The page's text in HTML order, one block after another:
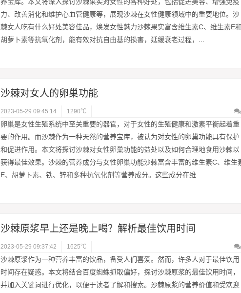
力、改善消化和维护心血管健康等，展现沙棘在女性健康领域中的重要地位。沙
棘女人吃有什么好处美容佳品，焕发女性魅力沙棘果实富含维生素C、维生素E
胡萝卜素等抗氧化剂，能有效对抗自由基的损害，延缓衰老过程，...
沙棘对女人的卵巢功能
2023-05-29 09:45:14 1290℃
卵巢是女性生殖系统中至关重要的器官，对于女性的生殖健康和激素平衡起着重
要的作用。而沙棘作为一种天然的营养宝库，被认为对女性的卵巢功能具有保护
和促进作用。本文将探讨沙棘对女性卵巢功能的益处以及如何合理地食用沙棘以
获得最佳效果。沙棘的营养成分与女性卵巢功能沙棘富含丰富的维生素C、维生
E、胡萝卜素、铁、锌和多种抗氧化剂等营养成分。这些成分在维...
沙棘原浆早上还是晚上喝？解析最佳饮用时间
2023-05-29 09:37:42 1625℃
沙棘原浆作为一种营养丰富的饮品，备受人们喜爱。然而，许多人对于最佳饮用
时间存在疑惑。本文将结合百度蜘蛛抓取偏好，探讨沙棘原浆的最佳饮用时间，
并加入关键词进行优化，以便于读者了解和搜索。沙棘原浆的营养价值和受欢迎